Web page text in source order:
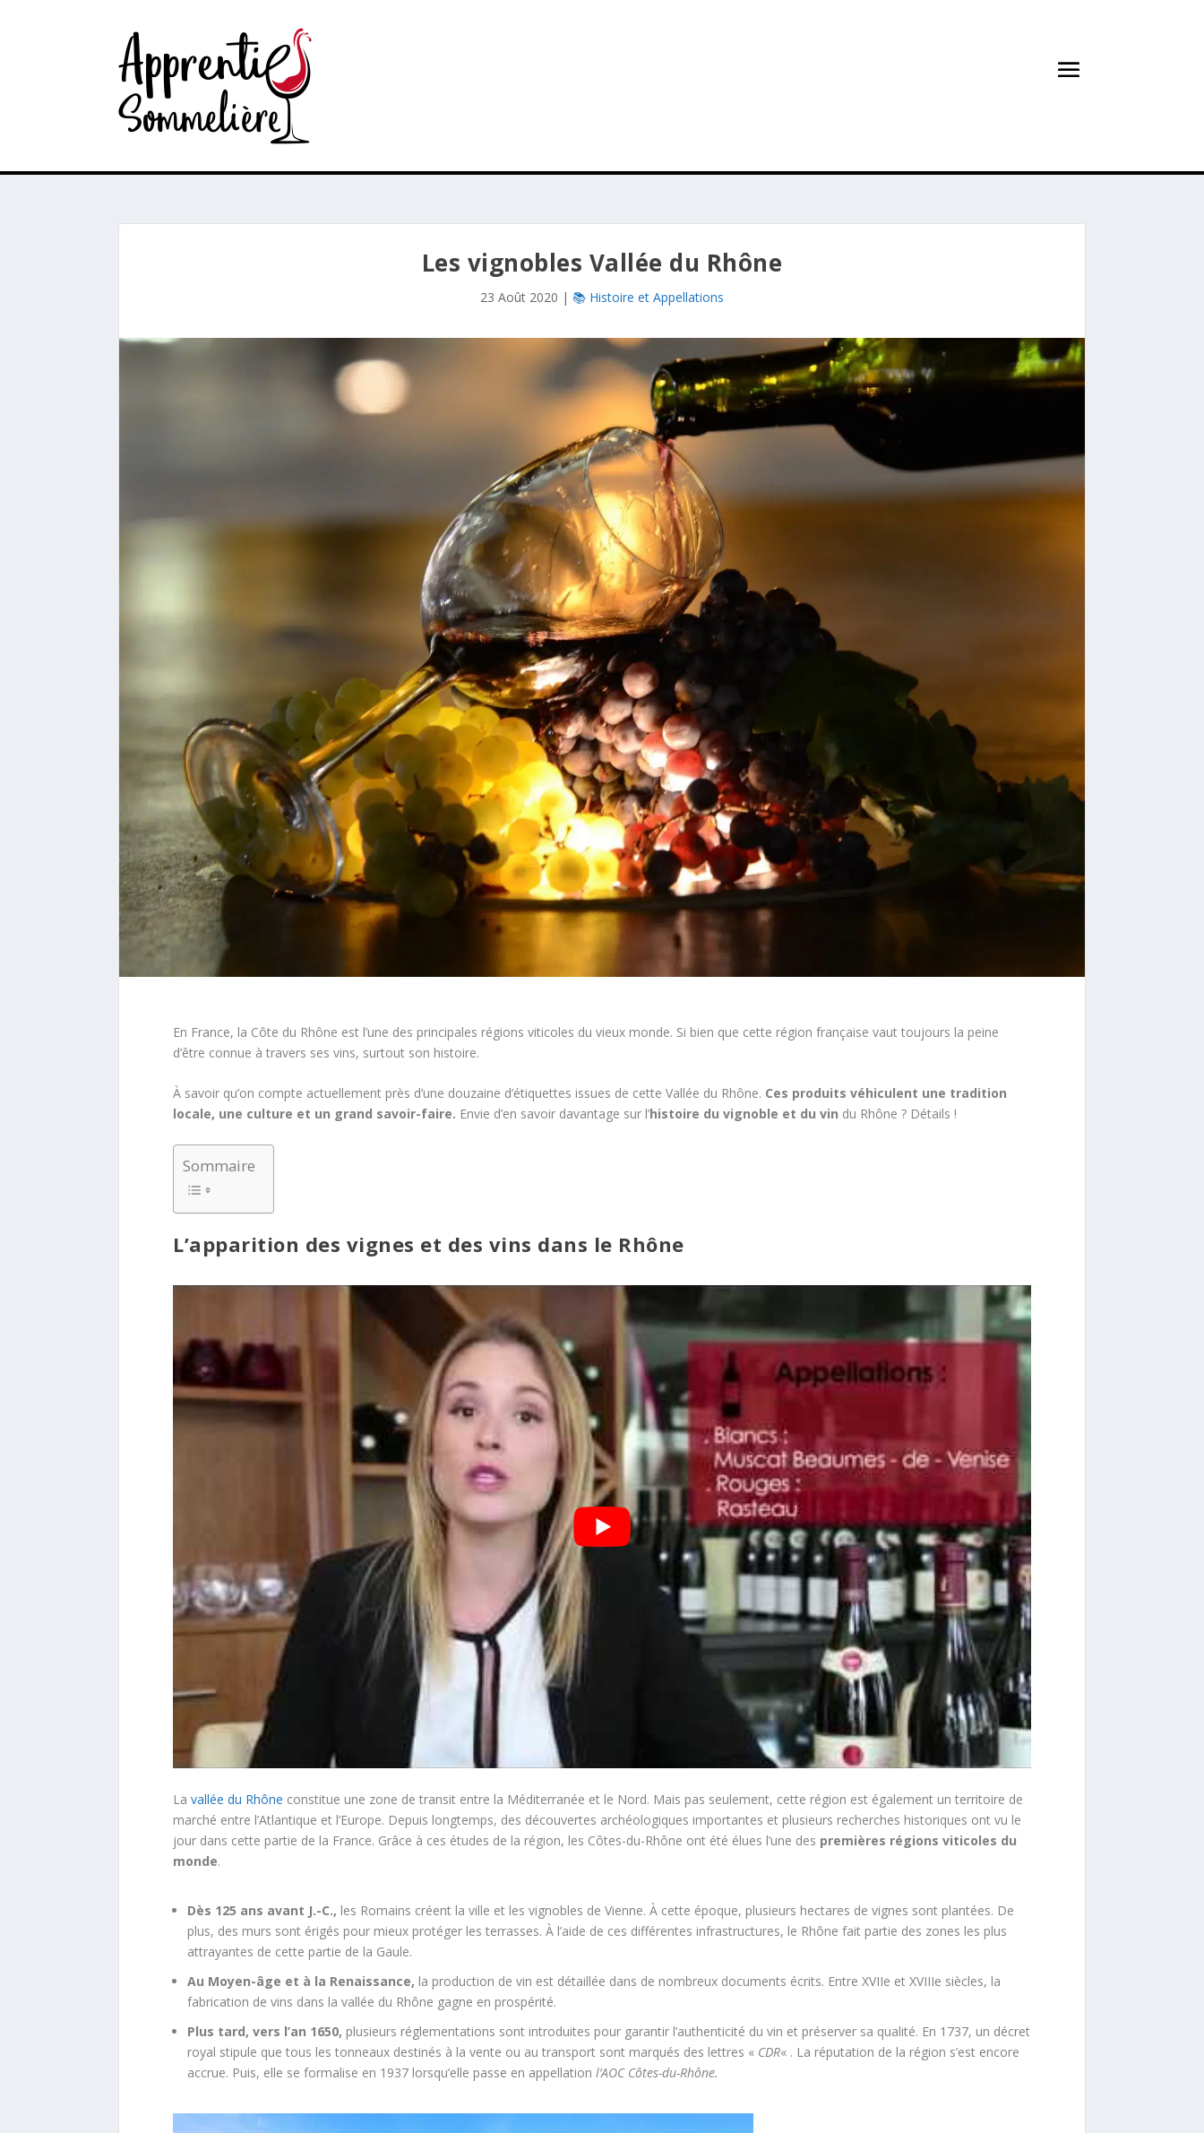
Les vignobles Vallée du Rhône
23 Août 2020 | 📚 Histoire et Appellations
En France, la Côte du Rhône est l’une des principales régions viticoles du vieux monde. Si bien que cette région française vaut toujours la peine
d’être connue à travers ses vins, surtout son histoire.
À savoir qu’on compte actuellement près d’une douzaine d’étiquettes issues de cette Vallée du Rhône. Ces produits véhiculent une tradition
locale, une culture et un grand savoir-faire. Envie d’en savoir davantage sur l’histoire du vignoble et du vin du Rhône ? Détails !
Sommaire
L’apparition des vignes et des vins dans le Rhône
La vallée du Rhône constitue une zone de transit entre la Méditerranée et le Nord. Mais pas seulement, cette région est également un territoire de
marché entre l’Atlantique et l’Europe. Depuis longtemps, des découvertes archéologiques importantes et plusieurs recherches historiques ont vu le
jour dans cette partie de la France. Grâce à ces études de la région, les Côtes-du-Rhône ont été élues l’une des premières régions viticoles du
monde.
Dès 125 ans avant J.-C., les Romains créent la ville et les vignobles de Vienne. À cette époque, plusieurs hectares de vignes sont plantées. De
plus, des murs sont érigés pour mieux protéger les terrasses. À l’aide de ces différentes infrastructures, le Rhône fait partie des zones les plus
attrayantes de cette partie de la Gaule.
Au Moyen-âge et à la Renaissance, la production de vin est détaillée dans de nombreux documents écrits. Entre XVIIe et XVIIIe siècles, la
fabrication de vins dans la vallée du Rhône gagne en prospérité.
Plus tard, vers l’an 1650, plusieurs réglementations sont introduites pour garantir l’authenticité du vin et préserver sa qualité. En 1737, un décret
royal stipule que tous les tonneaux destinés à la vente ou au transport sont marqués des lettres « CDR« . La réputation de la région s’est encore
accrue. Puis, elle se formalise en 1937 lorsqu’elle passe en appellation l’AOC Côtes-du-Rhône.